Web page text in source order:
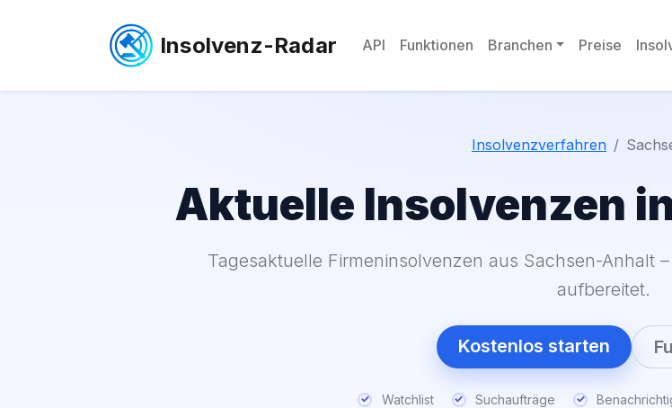
Insolvenz-Radar API Funktionen Branchen Preise
Insolvenzverfahren
Aktuelle Insolvenzen
Tagesaktuelle Firmeninsolvenzen aus Sachsen-Anhalt
aufbereitet.
Kostenlos starten
Watchlist Suchaufträge